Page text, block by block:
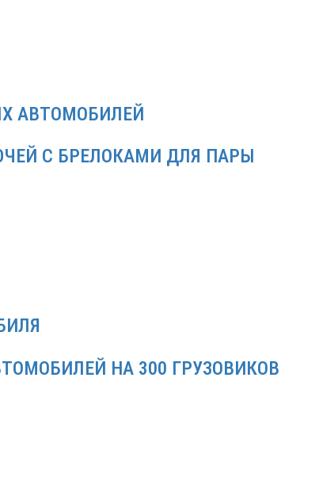
АВТОМОБИЛЕЙ
С БРЕЛОКАМИ ДЛЯ ПАРЫ
НА 300 ГРУЗОВИКОВ